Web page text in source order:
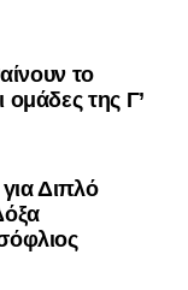
το
της Γ’
Διπλό